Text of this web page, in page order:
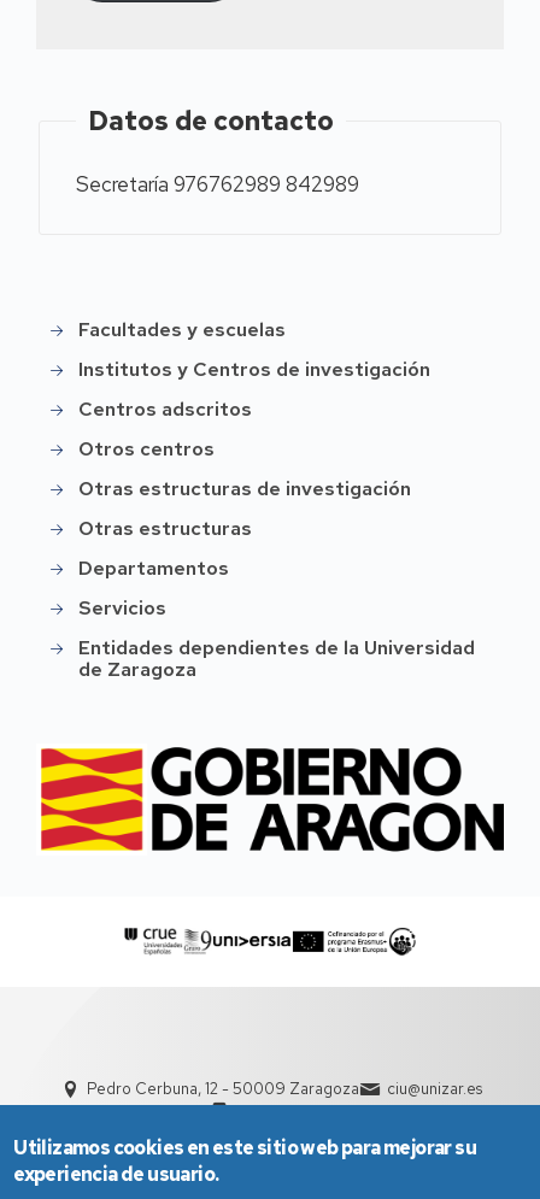
Datos de contacto
Secretaría 976762989 842989
Instittución
Facultades y escuelas
Institutos y Centros de investigación
Centros adscritos
Otros centros
Otras estructuras de investigación
Otras estructuras
Departamentos
Servicios
Entidades dependientes de la Universidad
de Zaragoza
Pedro Cerbuna, 12 - 50009 Zaragoza
ciu@unizar.es
Utilizamos cookies en este sitio web para mejorar su
experiencia de usuario.